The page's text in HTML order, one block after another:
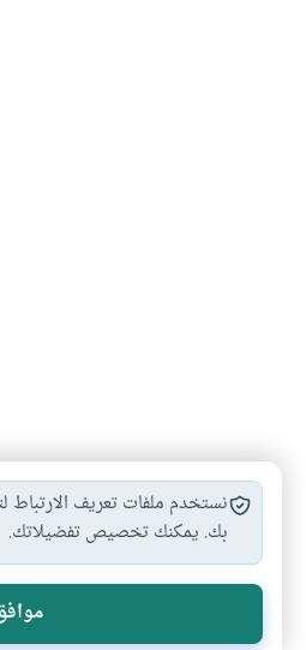
نستخدم ملفات تعريف
بك. يمكنك تخصيص تفضيلاتك.